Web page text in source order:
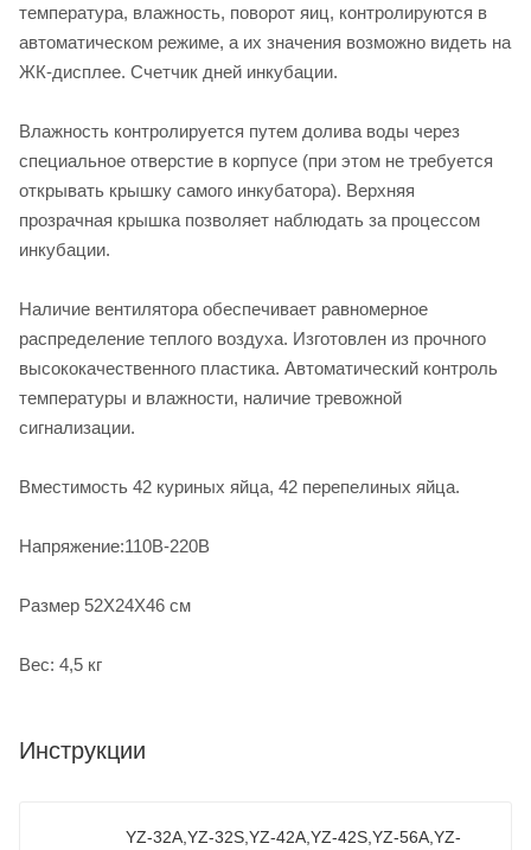
температура, влажность, поворот яиц, контролируются в
автоматическом режиме, а их значения возможно видеть на
ЖК-дисплее. Счетчик дней инкубации.
Влажность контролируется путем долива воды через
специальное отверстие в корпусе (при этом не требуется
открывать крышку самого инкубатора). Верхняя
прозрачная крышка позволяет наблюдать за процессом
инкубации.
Наличие вентилятора обеспечивает равномерное
распределение теплого воздуха. Изготовлен из прочного
высококачественного пластика. Автоматический контроль
температуры и влажности, наличие тревожной
сигнализации.
Вместимость 42 куриных яйца, 42 перепелиных яйца.
Напряжение:110В-220В
Размер 52X24X46 см
Вес: 4,5 кг
Инструкции
YZ-32A,YZ-32S,YZ-42A,YZ-42S,YZ-56A,YZ-